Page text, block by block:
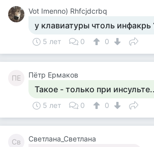
Vot Imenno) Rhfcjdcrbq
у клавиатуры чтоль инфакрь
5 лет 0 0
ПЕ Пётр Ермаков
Такое - только при
5 лет 0 0
Св Светлана_Светлана